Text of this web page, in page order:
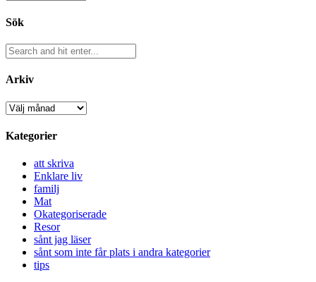
Sök
Arkiv
Arkiv
Kategorier
att skriva
Enklare liv
familj
Mat
Okategoriserade
Resor
sånt jag läser
sånt som inte får plats i andra kategorier
tips